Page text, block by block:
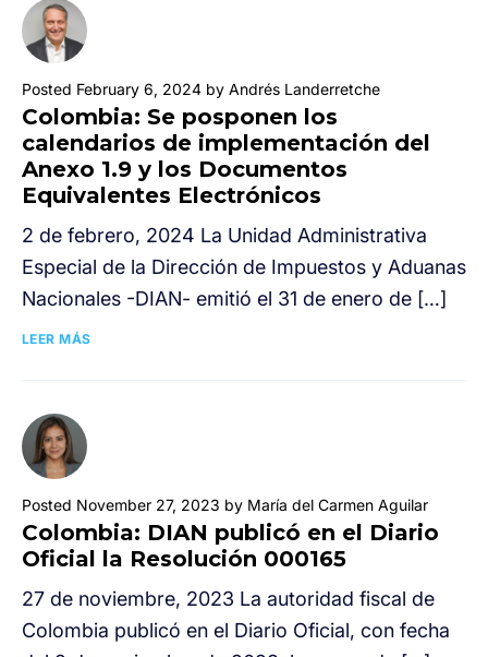
Posted February 6, 2024 by Andrés Landerretche
Colombia: Se posponen los
calendarios de implementación del
Anexo 1.9 y los Documentos
Equivalentes Electrónicos
2 de febrero, 2024 La Unidad Administrativa
Especial de la Dirección de Impuestos y Aduanas
Nacionales -DIAN- emitió el 31 de enero de […]
LEER MÁS
Posted November 27, 2023 by María del Carmen Aguilar
Colombia: DIAN publicó en el Diario
Oficial la Resolución 000165
27 de noviembre, 2023 La autoridad fiscal de
Colombia publicó en el Diario Oficial, con fecha